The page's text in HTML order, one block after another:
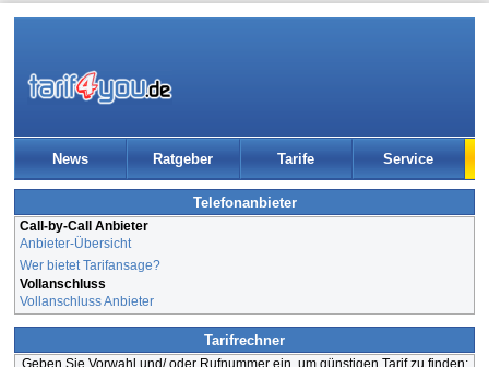
News Ratgeber Tarife Service
Telefonanbieter
Call-by-Call Anbieter
Anbieter-Übersicht
Wer bietet Tarifansage?
Vollanschluss
Vollanschluss Anbieter
Tarifrechner
Geben Sie Vorwahl und/ oder Rufnummer ein, um günstigen Tarif zu finden: